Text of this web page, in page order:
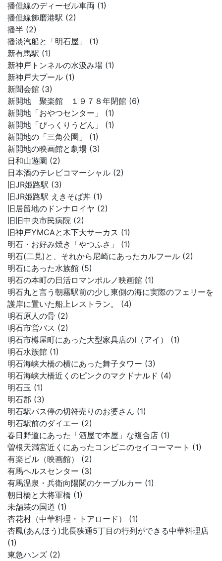
播但線のディーゼル車両 (1)
播但線飾磨港駅 (2)
播半 (2)
播淡汽船と「明石屋」 (1)
新有馬駅 (1)
新神戸トンネルの水汲み場 (1)
新神戸大プール (1)
新聞会館 (3)
新開地 聚楽館 １９７８年閉館 (6)
新開地「おやつセンター」 (1)
新開地「びっくりうどん」 (1)
新開地の「三角公園」 (1)
新開地の映画館と劇場 (3)
日和山遊園 (2)
日本酒のテレビコマーシャル (2)
旧JR姫路駅 (3)
旧JR姫路駅 えきそば丼 (1)
旧居留地のドンナロイヤ (2)
旧旧中央市民病院 (2)
旧神戸YMCAと木下大サーカス (1)
明石・お好み焼き「やつふさ」 (1)
明石(二見)と、それから尼崎にあったカルフール (2)
明石にあった水族館 (5)
明石の本町の日活ロマンポルノ映画館 (1)
明石丸と言う朝霧駅前の少し東側の海に実際のフェリーを
護岸に置いた船上レストラン。 (4)
明石原人の骨 (2)
明石市営バス (2)
明石市樽屋町にあった大型家具店のI（アイ） (1)
明石水族館 (1)
明石海峡大橋の横にあった舞子タワー (3)
明石海峡大橋近くのピンクのマクドナルド (4)
明石玉 (1)
明石郡 (3)
明石駅バス停の切符売りのお婆さん (1)
明石駅前のダイエー (2)
春日野道にあった「酒屋で本屋」な複合店 (1)
曽根天満宮近くにあったコンビニのセイコーマート (1)
有楽ビル（映画館） (2)
有馬ヘルスセンター (3)
有馬温泉・兵衛向陽閣のケーブルカー (1)
朝日橋と大将軍橋 (1)
未舗装の国道 (1)
杏花村（中華料理・トアロード） (1)
杏鳳(あんほう)北長狭通5丁目の行列ができる中華料理店
(1)
東急ハンズ (2)